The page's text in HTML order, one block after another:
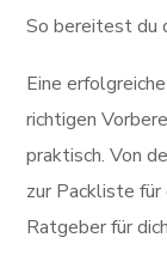
So bereitest du
Eine
richtigen
praktisch. Von
zur Packliste für
Ratgeber für